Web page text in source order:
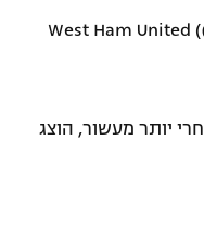
יותר מעשור, הוצג